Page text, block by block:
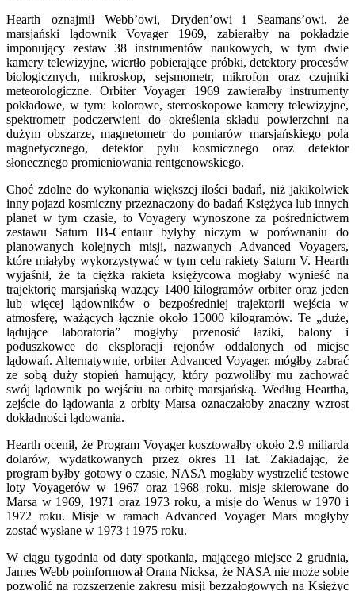
Hearth oznajmił Webb’owi, Dryden’owi i Seamans’owi, że
marsjański lądownik Voyager 1969, zabierałby na pokładzie
imponujący zestaw 38 instrumentów naukowych, w tym dwie
kamery telewizyjne, wiertło pobierające próbki, detektory procesów
biologicznych, mikroskop, sejsmometr, mikrofon oraz czujniki
meteorologiczne. Orbiter Voyager 1969 zawierałby instrumenty
pokładowe, w tym: kolorowe, stereoskopowe kamery telewizyjne,
spektrometr podczerwieni do określenia składu powierzchni na
dużym obszarze, magnetometr do pomiarów marsjańskiego pola
magnetycznego, detektor pyłu kosmicznego oraz detektor
słonecznego promieniowania rentgenowskiego.
Choć zdolne do wykonania większej ilości badań, niż jakikolwiek
inny pojazd kosmiczny przeznaczony do badań Księżyca lub innych
planet w tym czasie, to Voyagery wynoszone za pośrednictwem
zestawu Saturn IB-Centaur byłyby niczym w porównaniu do
planowanych kolejnych misji, nazwanych Advanced Voyagers,
które miałyby wykorzystywać w tym celu rakiety Saturn V. Hearth
wyjaśnił, że ta ciężka rakieta księżycowa mogłaby wynieść na
trajektorię marsjańską ważący 1400 kilogramów orbiter oraz jeden
lub więcej lądowników o bezpośredniej trajektorii wejścia w
atmosferę, ważących łącznie około 15000 kilogramów. Te „duże,
lądujące laboratoria” mogłyby przenosić łaziki, balony i
poduszkowce do eksploracji rejonów oddalonych od miejsc
lądowań. Alternatywnie, orbiter Advanced Voyager, mógłby zabrać
ze sobą duży stopień hamujący, który pozwoliłby mu zachować
swój lądownik po wejściu na orbitę marsjańską. Według Heartha,
zejście do lądowania z orbity Marsa oznaczałoby znaczny wzrost
dokładności lądowania.
Hearth ocenił, że Program Voyager kosztowałby około 2.9 miliarda
dolarów, wydatkowanych przez okres 11 lat. Zakładając, że
program byłby gotowy o czasie, NASA mogłaby wystrzelić testowe
loty Voyagerów w 1967 oraz 1968 roku, misje skierowane do
Marsa w 1969, 1971 oraz 1973 roku, a misje do Wenus w 1970 i
1972 roku. Misje w ramach Advanced Voyager Mars mogłyby
zostać wysłane w 1973 i 1975 roku.
W ciągu tygodnia od daty spotkania, mającego miejsce 2 grudnia,
James Webb poinformował Orana Nicksa, że NASA nie może sobie
pozwolić na rozszerzenie zakresu misji bezzałogowych na Księżyc